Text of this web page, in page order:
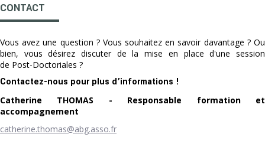
CONTACT
Vous avez une question ? Vous souhaitez en savoir davantage ? Ou
bien, vous désirez discuter de la mise en place d'une session
de Post-Doctoriales ?
Contactez-nous pour plus d’informations !
Catherine THOMAS - Responsable formation et
accompagnement
catherine.thomas@abg.asso.fr